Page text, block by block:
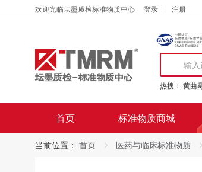
欢迎光临坛墨质检标准物质中心 登录 注册
热搜： 黄曲
首页 标准物质商城
当前位置： 首页 医药与临床标准物质